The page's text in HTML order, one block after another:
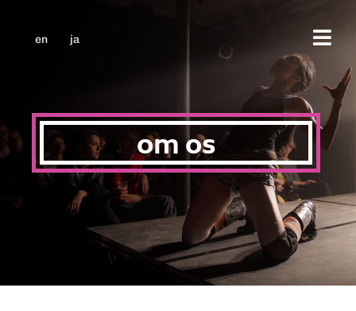
en ja
om os